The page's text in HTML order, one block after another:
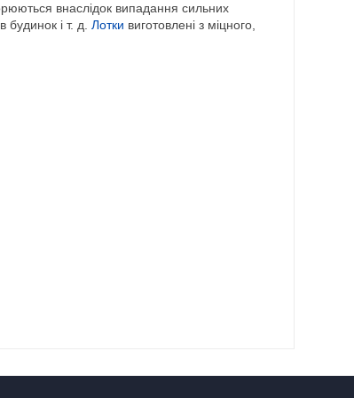
внаслідок випадання сильних
будинок і т. д. Лотки виготовлені з міцного,